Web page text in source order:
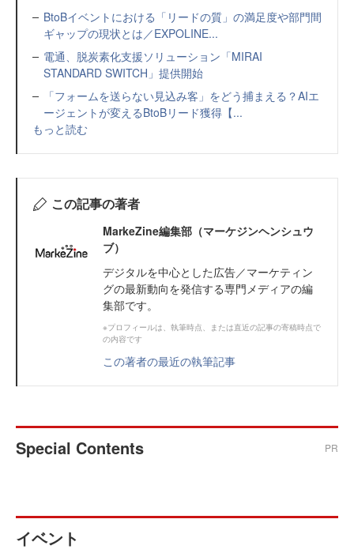
BtoBイベントにおける「リードの質」の満足度や部門間
ギャップの現状とは／EXPOLINE...
電通、脱炭素化支援ソリューション「MIRAI
STANDARD SWITCH」提供開始
「フォームを送らない見込み客」をどう捕まえる？AIエ
ージェントが変えるBtoBリード獲得【...
もっと読む
この記事の著者
MarkeZine編集部（マーケジンヘンシュウ
ブ）
デジタルを中心とした広告／マーケティン
グの最新動向を発信する専門メディアの編
集部です。
※プロフィールは、執筆時点、または直近の記事の寄稿時点で
の内容です
この著者の最近の執筆記事
Special Contents PR
イベント